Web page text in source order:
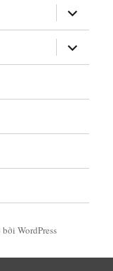
mở
rộng
trình
đơn
con
mở
rộng
trình
WordPress